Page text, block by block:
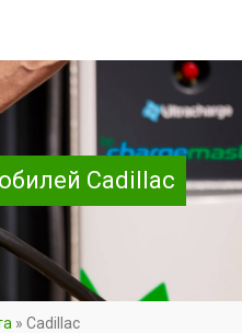
Cadillac
» Cadillac